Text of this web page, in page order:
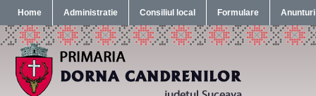
Home Administratie Consiliul local Formulare Anunturi